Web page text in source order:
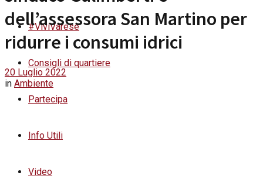
#ViviVarese
Consigli di quartiere
Partecipa
Info Utili
Video
dell’assessora San Martino per
ridurre i consumi idrici
20 Luglio 2022
in Ambiente